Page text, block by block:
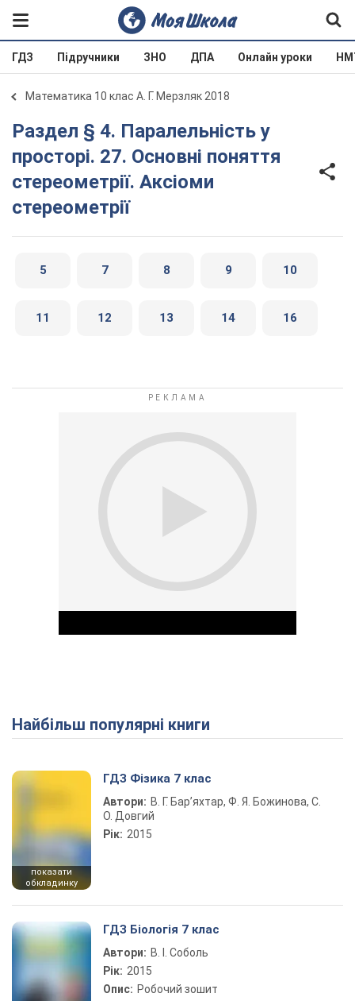
ГДЗ Підручники ЗНО ДПА Онлайн уроки
Математика 10 клас А. Г. Мерзляк 2018
Раздел § 4. Паралельність у
просторі. 27. Основні поняття
стереометрії. Аксіоми
стереометрії
5 7 8 9 10
11 12 13 14 16
Play Video
Найбільш популярні книги
показати
обкладинку
ГДЗ Фізика 7 клас
Автори: В. Г. Бар’яхтар, Ф. Я. Божинова, С.
О. Довгий
Рік: 2015
ГДЗ Біологія 7 клас
Автори: В. І. Соболь
Рік: 2015
Опис: Робочий зошит